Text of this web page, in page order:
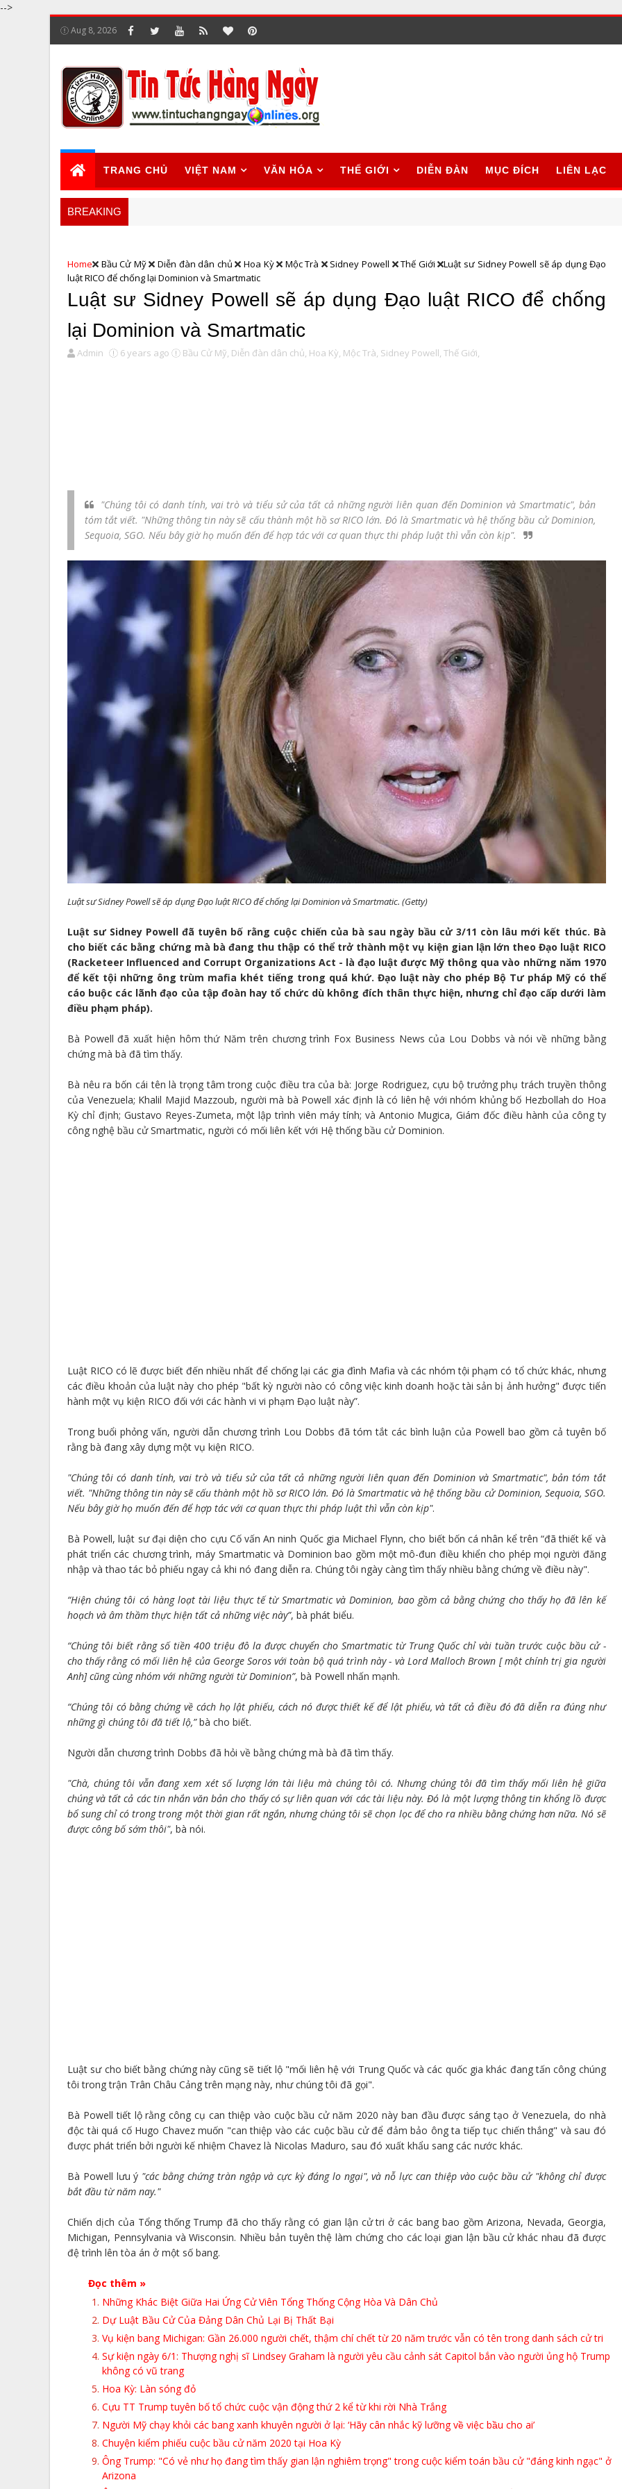
-->
Aug 8, 2026
TRANG CHỦ VIỆT NAM VĂN HÓA THẾ GIỚI DIỄN ĐÀN MỤC ĐÍCH LIÊN LẠC
BREAKING
Home Bầu Cử Mỹ Diễn đàn dân chủ Hoa Kỳ Mộc Trà Sidney Powell Thế Giới
Luật sư Sidney Powell sẽ áp dụng Đạo
luật RICO để chống lại Dominion và Smartmatic
Luật sư Sidney Powell sẽ áp dụng Đạo luật RICO để chống
lại Dominion và Smartmatic
Admin 6 years ago Bầu Cử Mỹ, Diễn đàn dân chủ, Hoa Kỳ, Mộc Trà, Sidney Powell, Thế Giới,
"Chúng tôi có danh tính, vai trò và tiểu sử của tất cả những người liên quan đến Dominion và Smartmatic", bản
tóm tắt viết. "Những thông tin này sẽ cấu thành một hồ sơ RICO lớn. Đó là Smartmatic và hệ thống bầu cử Dominion,
Sequoia, SGO. Nếu bây giờ họ muốn đến để hợp tác với cơ quan thực thi pháp luật thì vẫn còn kịp".
Luật sư Sidney Powell sẽ áp dụng Đạo luật RICO để chống lại Dominion và Smartmatic. (Getty)
Luật sư Sidney Powell đã tuyên bố rằng cuộc chiến của bà sau ngày bầu cử 3/11 còn lâu mới kết thúc. Bà
cho biết các bằng chứng mà bà đang thu thập có thể trở thành một vụ kiện gian lận lớn theo Đạo luật RICO
(Racketeer Influenced and Corrupt Organizations Act - là đạo luật được Mỹ thông qua vào những năm 1970
để kết tội những ông trùm mafia khét tiếng trong quá khứ. Đạo luật này cho phép Bộ Tư pháp Mỹ có thể
cáo buộc các lãnh đạo của tập đoàn hay tổ chức dù không đích thân thực hiện, nhưng chỉ đạo cấp dưới làm
điều phạm pháp).
Bà Powell đã xuất hiện hôm thứ Năm trên chương trình Fox Business News của Lou Dobbs và nói về những bằng
chứng mà bà đã tìm thấy.
Bà nêu ra bốn cái tên là trọng tâm trong cuộc điều tra của bà: Jorge Rodriguez, cựu bộ trưởng phụ trách truyền thông
của Venezuela; Khalil Majid Mazzoub, người mà bà Powell xác định là có liên hệ với nhóm khủng bố Hezbollah do Hoa
Kỳ chỉ định; Gustavo Reyes-Zumeta, một lập trình viên máy tính; và Antonio Mugica, Giám đốc điều hành của công ty
công nghệ bầu cử Smartmatic, người có mối liên kết với Hệ thống bầu cử Dominion.
Luật RICO có lẽ được biết đến nhiều nhất để chống lại các gia đình Mafia và các nhóm tội phạm có tổ chức khác, nhưng
các điều khoản của luật này cho phép "bất kỳ người nào có công việc kinh doanh hoặc tài sản bị ảnh hưởng" được tiến
hành một vụ kiện RICO đối với các hành vi vi phạm Đạo luật này”.
Trong buổi phỏng vấn, người dẫn chương trình Lou Dobbs đã tóm tắt các bình luận của Powell bao gồm cả tuyên bố
rằng bà đang xây dựng một vụ kiện RICO.
"Chúng tôi có danh tính, vai trò và tiểu sử của tất cả những người liên quan đến Dominion và Smartmatic", bản tóm tắt
viết. "Những thông tin này sẽ cấu thành một hồ sơ RICO lớn. Đó là Smartmatic và hệ thống bầu cử Dominion, Sequoia, SGO.
Nếu bây giờ họ muốn đến để hợp tác với cơ quan thực thi pháp luật thì vẫn còn kịp".
Bà Powell, luật sư đại diện cho cựu Cố vấn An ninh Quốc gia Michael Flynn, cho biết bốn cá nhân kể trên “đã thiết kế và
phát triển các chương trình, máy Smartmatic và Dominion bao gồm một mô-đun điều khiển cho phép mọi người đăng
nhập và thao tác bỏ phiếu ngay cả khi nó đang diễn ra. Chúng tôi ngày càng tìm thấy nhiều bằng chứng về điều này".
“Hiện chúng tôi có hàng loạt tài liệu thực tế từ Smartmatic và Dominion, bao gồm cả bằng chứng cho thấy họ đã lên kế
hoạch và âm thầm thực hiện tất cả những việc này”, bà phát biểu.
“Chúng tôi biết rằng số tiền 400 triệu đô la được chuyển cho Smartmatic từ Trung Quốc chỉ vài tuần trước cuộc bầu cử -
cho thấy rằng có mối liên hệ của George Soros với toàn bộ quá trình này - và Lord Malloch Brown [ một chính trị gia người
Anh] cũng cùng nhóm với những người từ Dominion”, bà Powell nhấn mạnh.
“Chúng tôi có bằng chứng về cách họ lật phiếu, cách nó được thiết kế để lật phiếu, và tất cả điều đó đã diễn ra đúng như
những gì chúng tôi đã tiết lộ,”bà cho biết.
Người dẫn chương trình Dobbs đã hỏi về bằng chứng mà bà đã tìm thấy.
"Chà, chúng tôi vẫn đang xem xét số lượng lớn tài liệu mà chúng tôi có. Nhưng chúng tôi đã tìm thấy mối liên hệ giữa
chúng và tất cả các tin nhắn văn bản cho thấy có sự liên quan với các tài liệu này. Đó là một lượng thông tin khổng lồ được
bổ sung chỉ có trong trong một thời gian rất ngắn, nhưng chúng tôi sẽ chọn lọc để cho ra nhiều bằng chứng hơn nữa. Nó sẽ
được công bố sớm thôi", bà nói.
Luật sư cho biết bằng chứng này cũng sẽ tiết lộ "mối liên hệ với Trung Quốc và các quốc gia khác đang tấn công chúng
tôi trong trận Trân Châu Cảng trên mạng này, như chúng tôi đã gọi".
Bà Powell tiết lộ rằng công cụ can thiệp vào cuộc bầu cử năm 2020 này ban đầu được sáng tạo ở Venezuela, do nhà
độc tài quá cố Hugo Chavez muốn "can thiệp vào các cuộc bầu cử để đảm bảo ông ta tiếp tục chiến thắng" và sau đó
được phát triển bởi người kế nhiệm Chavez là Nicolas Maduro, sau đó xuất khẩu sang các nước khác.
Bà Powell lưu ý "các bằng chứng tràn ngập và cực kỳ đáng lo ngại", và nỗ lực can thiệp vào cuộc bầu cử "không chỉ được
bắt đầu từ năm nay."
Chiến dịch của Tổng thống Trump đã cho thấy rằng có gian lận cử tri ở các bang bao gồm Arizona, Nevada, Georgia,
Michigan, Pennsylvania và Wisconsin. Nhiều bản tuyên thệ làm chứng cho các loại gian lận bầu cử khác nhau đã được
đệ trình lên tòa án ở một số bang.
Đọc thêm »
Những Khác Biệt Giữa Hai Ứng Cử Viên Tổng Thống Cộng Hòa Và Dân Chủ
Dự Luật Bầu Cử Của Đảng Dân Chủ Lại Bị Thất Bại
Vụ kiện bang Michigan: Gần 26.000 người chết, thậm chí chết từ 20 năm trước vẫn có tên trong danh sách cử tri
Sự kiện ngày 6/1: Thượng nghị sĩ Lindsey Graham là người yêu cầu cảnh sát Capitol bắn vào người ủng hộ Trump
không có vũ trang
Hoa Kỳ: Làn sóng đỏ
Cựu TT Trump tuyên bố tổ chức cuộc vận động thứ 2 kể từ khi rời Nhà Trắng
Người Mỹ chạy khỏi các bang xanh khuyên người ở lại: ‘Hãy cân nhắc kỹ lưỡng về việc bầu cho ai’
Chuyện kiểm phiếu cuộc bầu cử năm 2020 tại Hoa Kỳ
Ông Trump: "Có vẻ như họ đang tìm thấy gian lận nghiêm trọng" trong cuộc kiểm toán bầu cử "đáng kinh ngạc" ở
Arizona